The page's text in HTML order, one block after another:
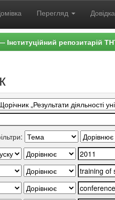
Перегляд Довідка
Інституційний репозитарій